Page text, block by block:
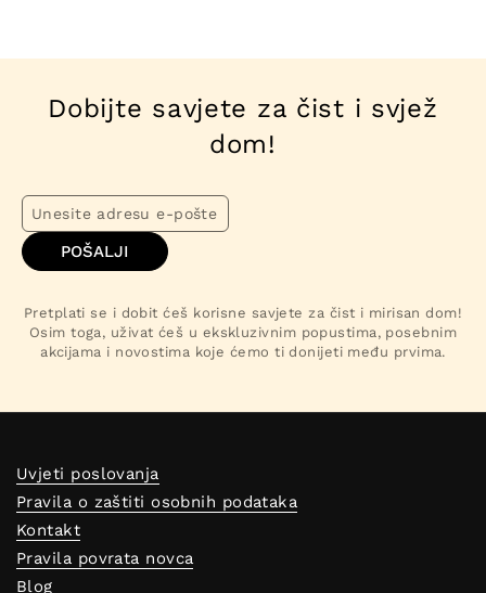
Dobijte savjete za čist i svjež
dom!
POŠALJI
Pretplati se i dobit ćeš korisne savjete za čist i mirisan dom!
Osim toga, uživat ćeš u ekskluzivnim popustima, posebnim
akcijama i novostima koje ćemo ti donijeti među prvima.
Uvjeti poslovanja
Pravila o zaštiti osobnih podataka
Kontakt
Pravila povrata novca
Blog